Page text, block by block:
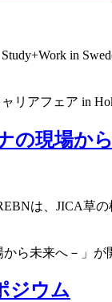
in
リアフェア in
の現場か
は、JICA
ら未来へ－」が
ジウム